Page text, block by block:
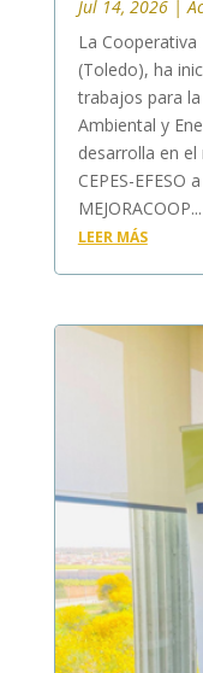
Jul 14, 2026|
La Cooperativa
(Toledo), ha
trabajos para
Ambiental y
desarrolla en
CEPES-EFESO
MEJORACOOP...
LEER MÁS